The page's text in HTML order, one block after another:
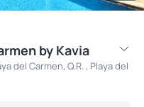
by Kavia
del Carmen, Q.R. , Playa del